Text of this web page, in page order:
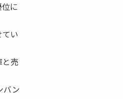
に
い
と売
バン